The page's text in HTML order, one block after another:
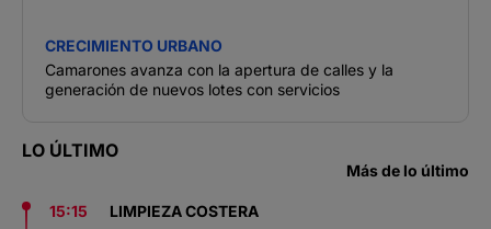
CRECIMIENTO URBANO
Camarones avanza con la apertura de calles y la
generación de nuevos lotes con servicios
LO ÚLTIMO
Más de lo último
15:15
LIMPIEZA COSTERA